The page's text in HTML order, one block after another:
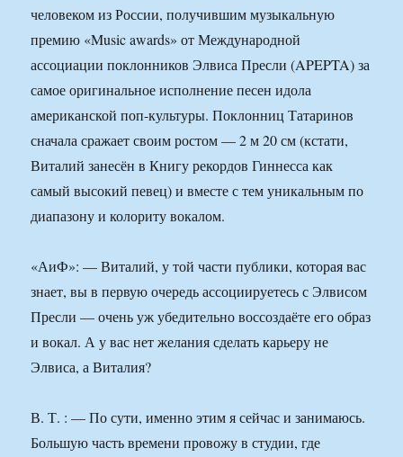
человеком из России, получившим музыкальную
премию «Music awards» от Международной
ассоциации поклонников Элвиса Пресли (APEPTA) за
самое оригинальное исполнение песен идола
американской поп-культуры. Поклонниц Татаринов
сначала сражает своим ростом — 2 м 20 см (кстати,
Виталий занесён в Книгу рекордов Гиннесса как
самый высокий певец) и вместе с тем уникальным по
диапазону и колориту вокалом.
«АиФ»: — Виталий, у той части публики, которая вас
знает, вы в первую очередь ассоциируетесь с Элвисом
Пресли — очень уж убедительно воссоздаёте его образ
и вокал. А у вас нет желания сделать карьеру не
Элвиса, а Виталия?
В. Т. : — По сути, именно этим я сейчас и занимаюсь.
Большую часть времени провожу в студии, где